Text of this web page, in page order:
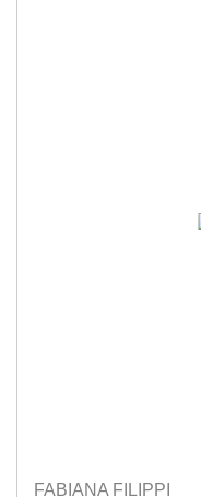
FABIANA FILIPPI